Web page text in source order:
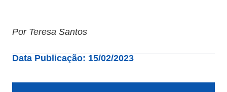
Por Teresa Santos
Data Publicação: 15/02/2023